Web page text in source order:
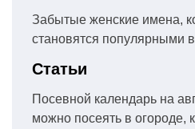
Забытые женские имена,
становятся популярными
Статьи
Посевной календарь на
можно посеять в огороде,